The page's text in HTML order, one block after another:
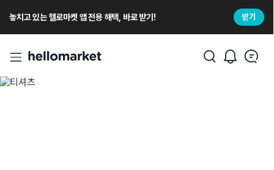
놓치고 있는 헬로마켓 앱 전용 해택, 바로 받기! 받기